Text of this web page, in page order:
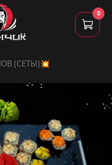
(СЕТЫ)💥
0